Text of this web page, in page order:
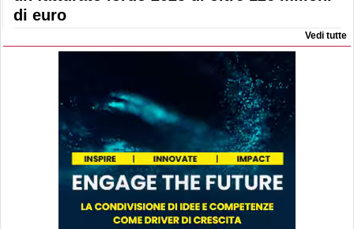
di euro
Vedi tutte